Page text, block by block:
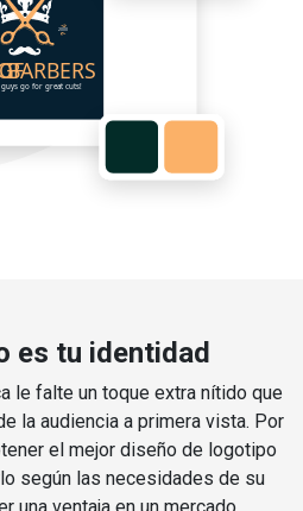
es tu identidad
le falte un toque extra nítido que
la audiencia a primera vista. Por
el mejor diseño de logotipo
según las necesidades de su